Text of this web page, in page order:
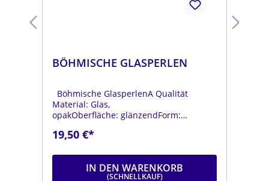
BÖHMISCHE GLASPERLEN
Böhmische GlasperlenA Qualität
Material: Glas,
opakOberfläche: glänzendForm:
moosgrünDurchmesser: ca. 6 mmLänge:
19,50 €*
IN DEN WARENKORB